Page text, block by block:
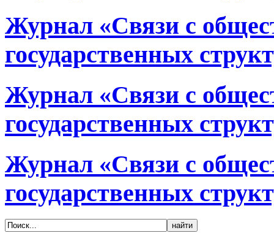
Журнал «Связи с
государственных
Журнал «Связи с
государственных
Журнал «Связи с
государственных